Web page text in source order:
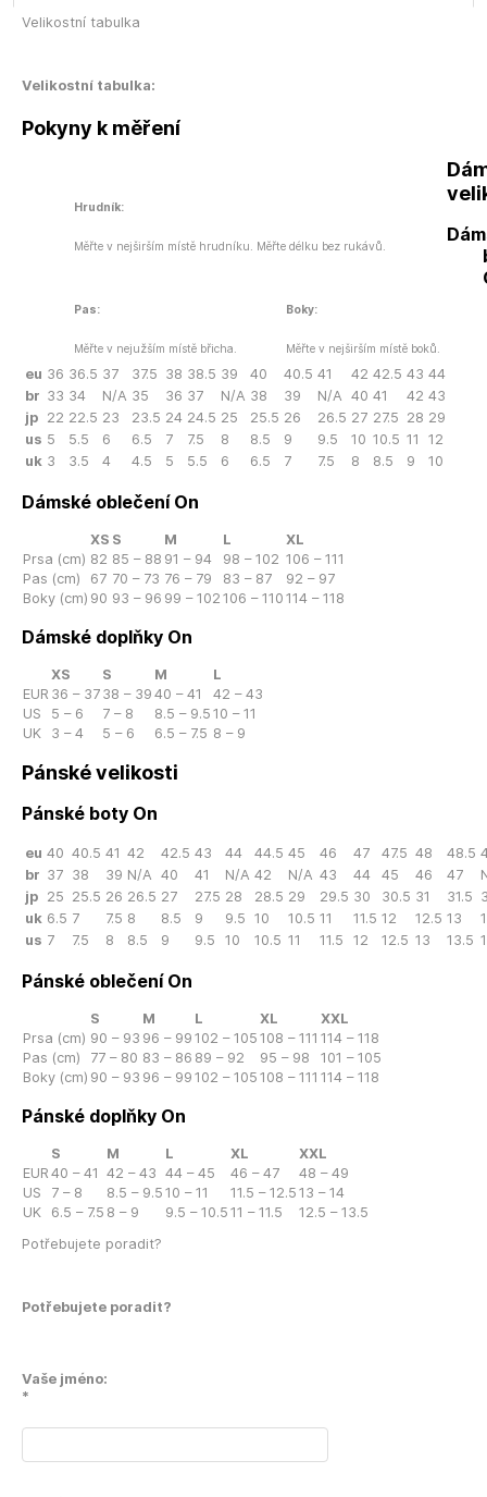
Velikostní tabulka
Velikostní tabulka:
Pokyny k měření
Hrudník:
Měřte v nejširším místě hrudníku. Měřte délku bez rukávů.
Pas:
Měřte v nejužším místě břicha.
Boky:
Měřte v nejširším místě boků.
eu 36 36.5 37 37.5 38 38.5 39 40 40.5 41 42 42.5 43 44
br 33 34 N/A 35 36 37 N/A 38 39 N/A 40 41 42 43
jp 22 22.5 23 23.5 24 24.5 25 25.5 26 26.5 27 27.5 28 29
us 5 5.5 6 6.5 7 7.5 8 8.5 9 9.5 10 10.5 11
12
uk 3 3.5 4 4.5 5 5.5 6 6.5 7 7.5 8 8.5 9 10
Dámské oblečení On
XS S M L
XL
Prsa (cm) 82 85 – 88 91 – 94 98 – 102 106 – 111
Pas (cm)
67 70 – 73 76 – 79 83 – 87
92 – 97
Boky (cm) 90 93 – 96 99 – 102 106 – 110 114 – 118
Dámské doplňky On
XS S M
L
EUR 36 – 37 38 – 39 40 – 41
42 – 43
US
5 – 6 7 – 8 8.5 – 9.5 10 – 11
UK
3 – 4 5 – 6 6.5 – 7.5 8 – 9
Pánské velikosti
Pánské boty On
eu 40 40.5 41 42 42.5 43 44 44.5 45 46 47 47.5 48 48.5
br 37 38 39 N/A 40 41 N/A 42 N/A 43 44 45 46 47
jp 25 25.5 26 26.5 27 27.5 28 28.5 29 29.5 30 30.5 31 31.5
uk 6.5 7 7.5 8 8.5 9 9.5 10 10.5 11 11.5 12 12.5 13
us 7 7.5 8 8.5 9 9.5 10 10.5 11 11.5 12 12.5 13 13.5
Pánské oblečení On
S M L XL
XXL
Prsa (cm) 90 – 93 96 – 99 102 – 105 108 – 111 114 – 118
Pas (cm)
77 – 80 83 – 86 89 – 92 95 – 98
101 – 105
Boky (cm) 90 – 93 96 – 99 102 – 105 108 – 111 114 – 118
Pánské doplňky On
S M L XL
XXL
EUR 40 – 41 42 – 43 44 – 45 46 – 47
48 – 49
US
7 – 8 8.5 – 9.5 10 – 11 11.5 – 12.5 13 – 14
UK
6.5 – 7.5 8 – 9 9.5 – 10.5 11 – 11.5
12.5 – 13.5
Potřebujete poradit?
Potřebujete poradit?
Vaše jméno:
*